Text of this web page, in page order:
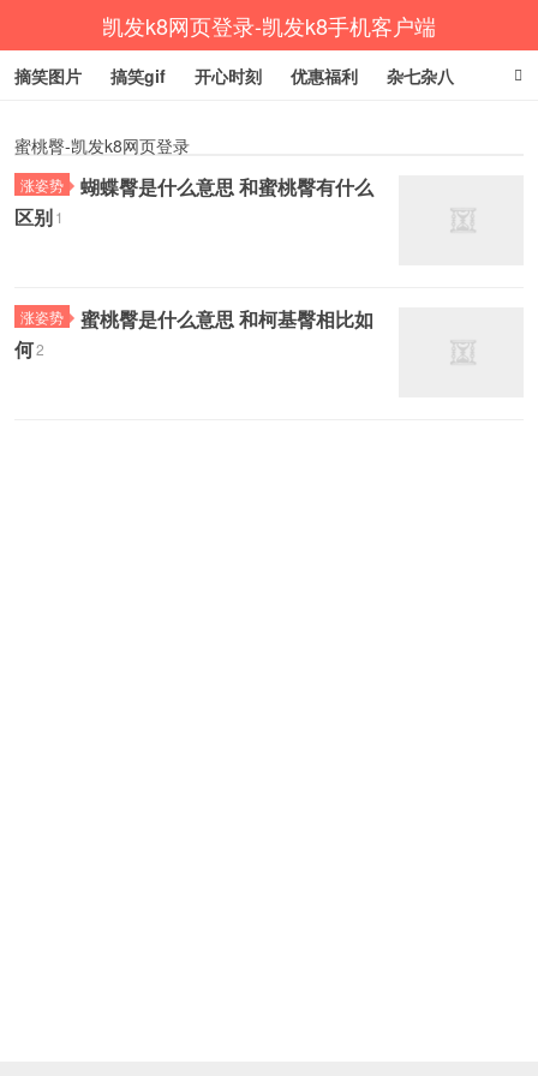
凯发k8网页登录-凯发k8手机客户端
摘笑图片 搞笑gif 开心时刻 优惠福利 杂七杂八
蜜桃臀-凯发k8网页登录
涨姿势
蝴蝶臀是什么意思 和蜜桃臀有什么
区别1
涨姿势
蜜桃臀是什么意思 和柯基臀相比如
何2